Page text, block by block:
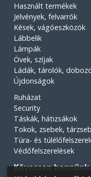
Használt termékek
Jelvények, felvarrók
Kések, vágóeszközök
Lábbelik
Lámpák
Övek, szíjak
Ládák, tárolók,
Újdonságok
Ruházat
Security
Táskák, hátizsákok
Tokok, zsebek,
Túra- és
Védőfelszerelések
Kövessen